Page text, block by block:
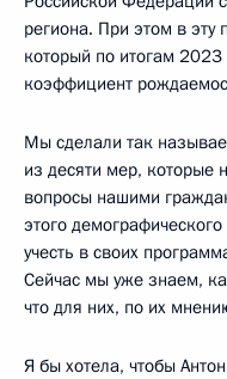
региона. При этом в эту
который по итогам
коэффициент
Мы сделали так
из десяти мер, которые
вопросы нашими
этого
учесть в своих
Сейчас мы уже знаем,
что для них, по их
Я бы хотела, чтобы